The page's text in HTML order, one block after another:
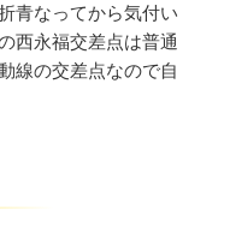
青なってから気付い
西永福交差点は普通
線の交差点なので自